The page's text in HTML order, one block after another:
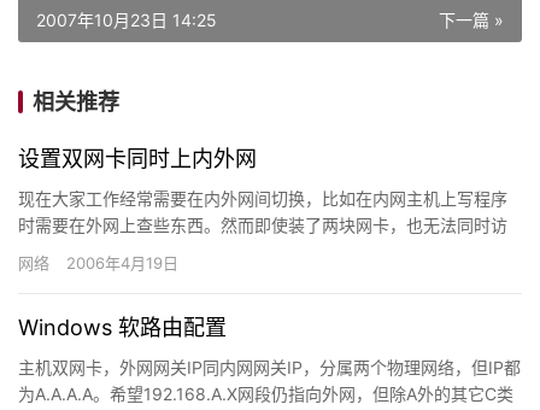
下一篇 »
2007年10月23日 14:25
相关推荐
设置双网卡同时上内外网
现在大家工作经常需要在内外网间切换，比如在内网主机上写程序
时需要在外网上查些东西。然而即使装了两块网卡，也无法同时访
问两个网络，需要禁用，启用某块网卡或者是切换网关。下面的方
法可以…
网络 2006年4月19日
Windows 软路由配置
主机双网卡，外网网关IP同内网网关IP，分属两个物理网络，但IP都
为A.A.A.A。希望192.168.A.X网段仍指向外网，但除A外的其它C类